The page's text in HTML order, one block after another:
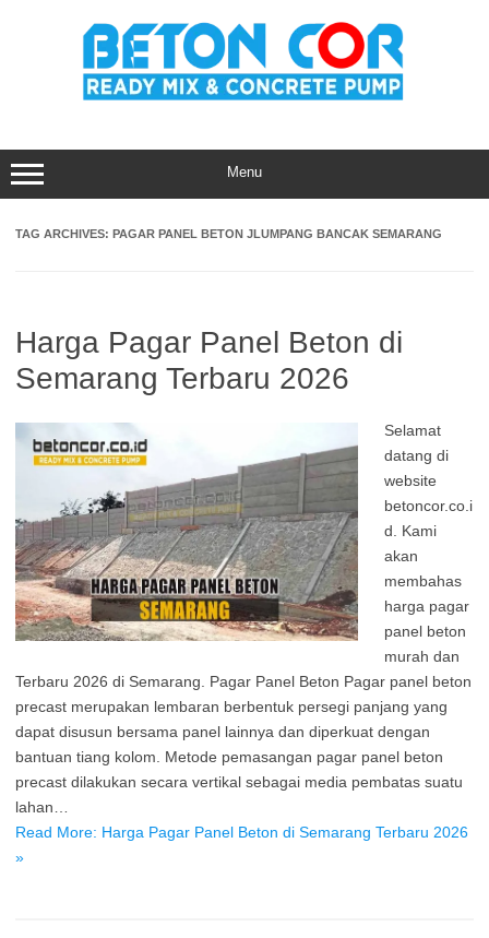
Menu
TAG ARCHIVES: PAGAR PANEL BETON JLUMPANG BANCAK SEMARANG
Harga Pagar Panel Beton di
Semarang Terbaru 2026
Selamat
datang di
website
betoncor.co.i
d. Kami
akan
membahas
harga pagar
panel beton
murah dan
Terbaru 2026 di Semarang. Pagar Panel Beton Pagar panel beton
precast merupakan lembaran berbentuk persegi panjang yang
dapat disusun bersama panel lainnya dan diperkuat dengan
bantuan tiang kolom. Metode pemasangan pagar panel beton
precast dilakukan secara vertikal sebagai media pembatas suatu
lahan…
Read More: Harga Pagar Panel Beton di Semarang Terbaru 2026
»